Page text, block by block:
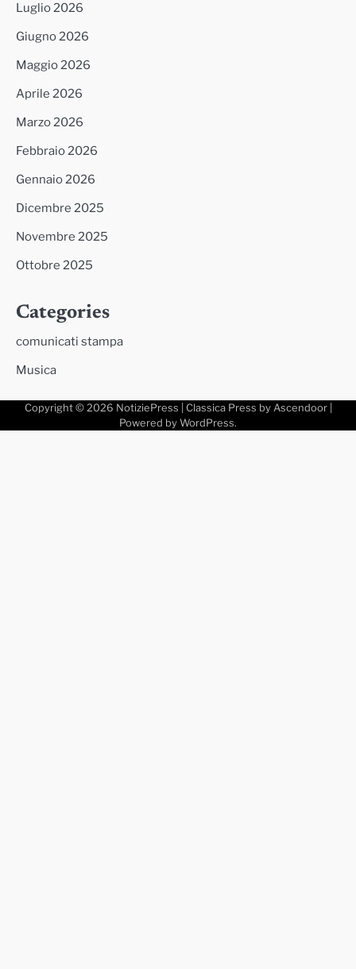
Luglio 2026
Giugno 2026
Maggio 2026
Aprile 2026
Marzo 2026
Febbraio 2026
Gennaio 2026
Dicembre 2025
Novembre 2025
Ottobre 2025
Categories
comunicati stampa
Musica
Copyright © 2026 NotiziePress | Classica Press by Ascendoor|
Powered by WordPress.